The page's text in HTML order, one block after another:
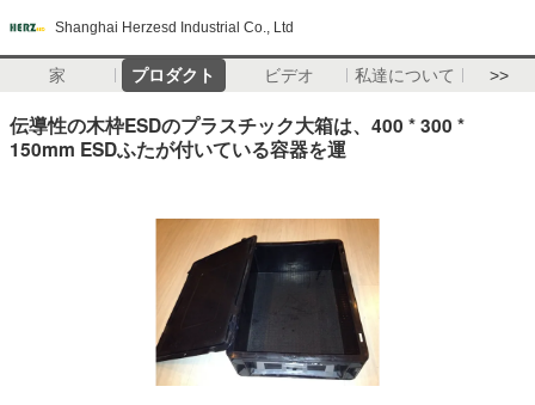
Shanghai Herzesd Industrial Co., Ltd
家 プロダクト ビデオ 私達について >>
伝導性の木枠ESDのプラスチック大箱は、400 * 300 *
150mm ESDふたが付いている容器を運